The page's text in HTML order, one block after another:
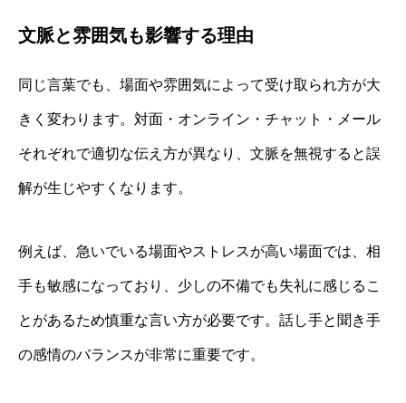
文脈と雰囲気も影響する理由
同じ言葉でも、場面や雰囲気によって受け取られ方が大
きく変わります。対面・オンライン・チャット・メール
それぞれで適切な伝え方が異なり、文脈を無視すると誤
解が生じやすくなります。
例えば、急いでいる場面やストレスが高い場面では、相
手も敏感になっており、少しの不備でも失礼に感じるこ
とがあるため慎重な言い方が必要です。話し手と聞き手
の感情のバランスが非常に重要です。